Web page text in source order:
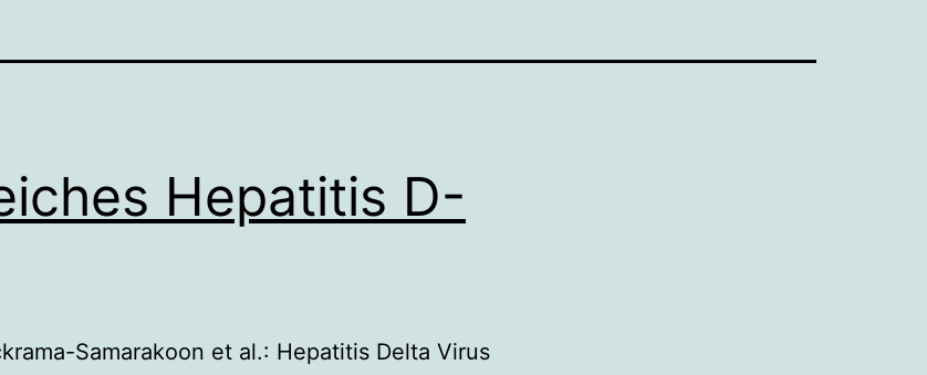
Hepatitis D-
Samarakoon et al.: Hepatitis Delta Virus